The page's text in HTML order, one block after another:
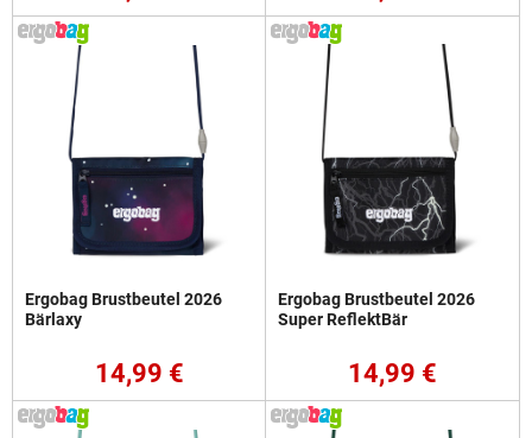
Ergobag Brustbeutel 2026
Bärlaxy
14,99 €
Ergobag Brustbeutel 2026
Super ReflektBär
14,99 €